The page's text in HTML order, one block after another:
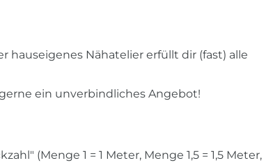
hauseigenes Nähatelier erfüllt dir (fast) alle
ein unverbindliches Angebot!
(Menge 1 = 1 Meter, Menge 1,5 = 1,5 Meter,